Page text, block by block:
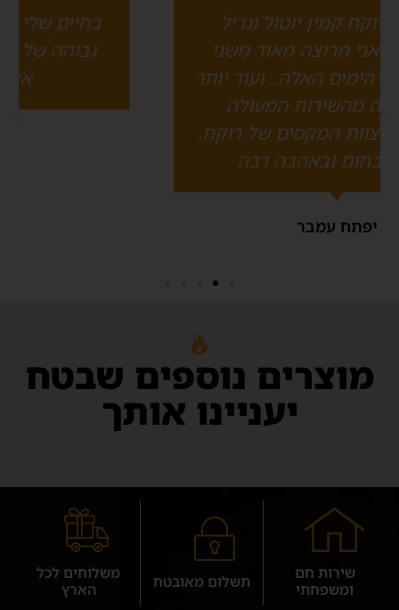
ימי עסקים.
מספר תשלומים: עד 12 ללא ריבית
יבואן רשמי - רוקח מוצרי להבה
ט.ל.ח
1
2
סוג קמין
בחיים שלי לא נתקלתי ברמה כל כך
גבוהה של שירות, סבלנות ויסודיות
אצל בעלי מקצוע
בן יגר
מוצרים נוספים שבטח
יעניינו אותך
שירות חם
ומשפחתי
תשלום מאובטח
משלוחים לכל
הארץ